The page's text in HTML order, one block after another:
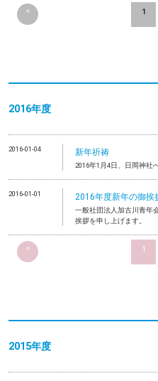
< 1
2016年度
2016-01-04 新年祈祷
2016年1月4日、日岡神社
2016-01-01 2016年度新年の御挨
一般社団法人加古川青年
挨拶を申し上げます。
< 1
2015年度